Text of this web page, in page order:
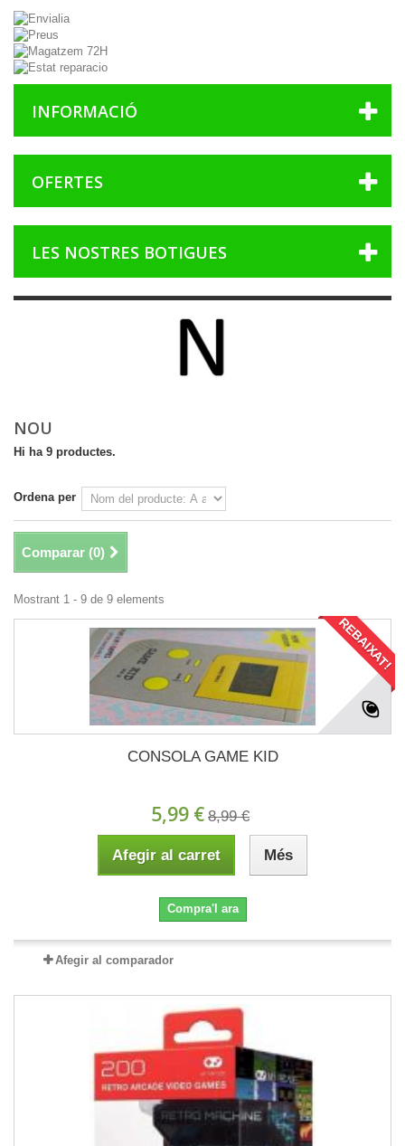
INFORMACIÓ
OFERTES
LES NOSTRES BOTIGUES
NOU
Hi ha 9 productes.
Ordena per
Comparar (0)
Mostrant 1 - 9 de 9 elements
REBAIXAT!
CONSOLA GAME KID
5,99 € 8,99 €
Afegir al carret Més
Compra'l ara
Afegir al comparador